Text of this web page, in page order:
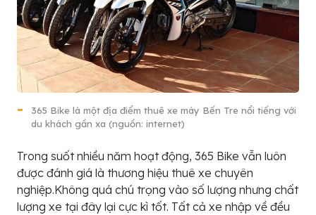
365 Bike là một địa điểm thuê xe máy Bến Tre nổi tiếng với
du khách gần xa (nguồn: internet)
Trong suốt nhiều năm hoạt động, 365 Bike vẫn luôn
được đánh giá là thương hiệu thuê xe chuyên
nghiệp.Không quá chú trọng vào số lượng nhưng chất
lượng xe tại đây lại cực kì tốt. Tất cả xe nhập về đều